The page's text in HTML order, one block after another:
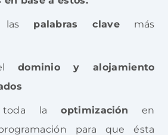
las palabras clave más
dominio y alojamiento
toda laoptimización en
para que ésta